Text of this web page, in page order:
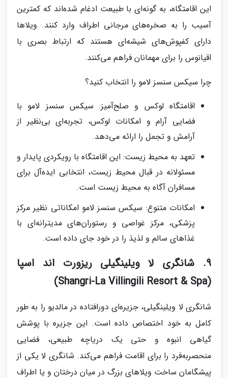
این اقامتگاه، به گونه‌ای با طبیعت ادغام شده‌اند که کمترین
آسیب را به صخره‌های مرجانی اطراف وارد کنند. ویلاها
دارای کفپوش‌های شیشه‌ای هستند که ارتباط بصری با
اقیانوس را برای مهمانان فراهم می‌کنند.
چرا سیکس سنسز لامو را انتخاب کنید؟
اقامتگاه لوکس و صلح‌آمیز: سیکس سنسز لامو با
فضایی آرام و امکانات لوکس، تجربه‌ای بی‌نظیر از
آرامش و تجمل را ارائه می‌دهد.
تعهد به محیط زیست: این اقامتگاه با رویکردی پایدار و
مسئولانه در قبال محیط زیست، انتخابی ایده‌آل برای
مسافران آگاه به محیط زیست است.
امکانات متنوع: سیکس سنسز لامو امکاناتی نظیر مرکز
پزشکی، مرکز غواصی و رستوران‌های مدیترانه‌ای با
غذاهای سالم و لذیذ را در خود جای داده است.
9. شانگری لا ویلینگیلی ریزورت اند اسپا
(Shangri-La Villingili Resort & Spa)
شانگری لا ویلینگیلی، جزیره‌ای دورافتاده در مالدیو را به طور
کامل به خود اختصاص داده است. این جزیره با پوشش
گیاهی انبوه و حتی یک دریاچه طبیعی، فضایی
منحصربه‌فرد را برای اقامت فراهم می‌کند. شانگری لا یکی از
پیشگامان ساخت ویلاهای بزرگ در میان درختان و یا اطراف